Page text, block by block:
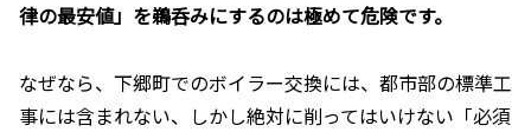
律の最安値」を鵜呑みにするのは極めて危険です。
なぜなら、下郷町でのボイラー交換には、都市部の標準工
事には含まれない、しかし絶対に削ってはいけない「必須